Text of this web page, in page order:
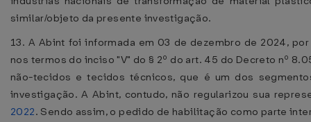
similar/objeto da presente investigação.
13. A Abint foi informada em 03 de dezembro de 2024,
nos termos do inciso "V" do § 2º do art. 45 do Decreto nº
não-tecidos e tecidos técnicos, que é um dos
investigação. A Abint, contudo, não regularizou sua
2022. Sendo assim, o pedido de habilitação como parte